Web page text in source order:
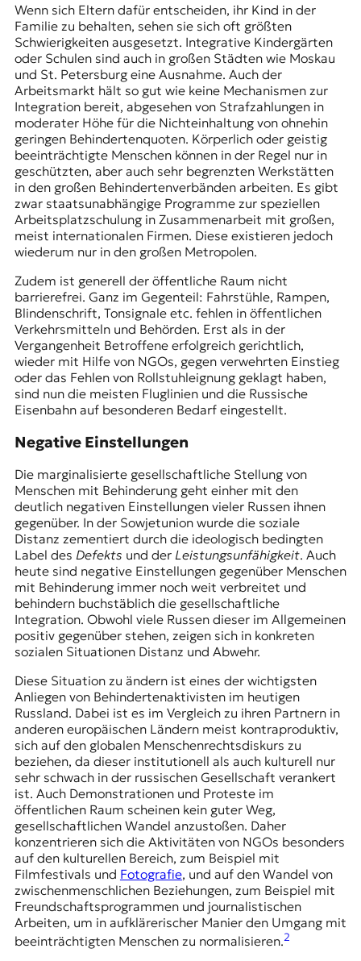
Wenn sich Eltern dafür entscheiden, ihr Kind in der
Familie zu behalten, sehen sie sich oft größten
Schwierigkeiten ausgesetzt. Integrative Kindergärten
oder Schulen sind auch in großen Städten wie Moskau
und St. Petersburg eine Ausnahme. Auch der
Arbeitsmarkt hält so gut wie keine Mechanismen zur
Integration bereit, abgesehen von Strafzahlungen in
moderater Höhe für die Nichteinhaltung von ohnehin
geringen Behindertenquoten. Körperlich oder geistig
beeinträchtigte Menschen können in der Regel nur in
geschützten, aber auch sehr begrenzten Werkstätten
in den großen Behindertenverbänden arbeiten. Es gibt
zwar staatsunabhängige Programme zur speziellen
Arbeitsplatzschulung in Zusammenarbeit mit großen,
meist internationalen Firmen. Diese existieren jedoch
wiederum nur in den großen Metropolen.
Zudem ist generell der öffentliche Raum nicht
barrierefrei. Ganz im Gegenteil: Fahrstühle, Rampen,
Blindenschrift, Tonsignale etc. fehlen in öffentlichen
Verkehrsmitteln und Behörden. Erst als in der
Vergangenheit Betroffene erfolgreich gerichtlich,
wieder mit Hilfe von NGOs, gegen verwehrten Einstieg
oder das Fehlen von Rollstuhleignung geklagt haben,
sind nun die meisten Fluglinien und die Russische
Eisenbahn auf besonderen Bedarf eingestellt.
Negative Einstellungen
Die marginalisierte gesellschaftliche Stellung von
Menschen mit Behinderung geht einher mit den
deutlich negativen Einstellungen vieler Russen ihnen
gegenüber. In der Sowjetunion wurde die soziale
Distanz zementiert durch die ideologisch bedingten
Label des Defekts und der Leistungsunfähigkeit. Auch
heute sind negative Einstellungen gegenüber Menschen
mit Behinderung immer noch weit verbreitet und
behindern buchstäblich die gesellschaftliche
Integration. Obwohl viele Russen dieser im Allgemeinen
positiv gegenüber stehen, zeigen sich in konkreten
sozialen Situationen Distanz und Abwehr.
Diese Situation zu ändern ist eines der wichtigsten
Anliegen von Behindertenaktivisten im heutigen
Russland. Dabei ist es im Vergleich zu ihren Partnern in
anderen europäischen Ländern meist kontraproduktiv,
sich auf den globalen Menschenrechtsdiskurs zu
beziehen, da dieser institutionell als auch kulturell nur
sehr schwach in der russischen Gesellschaft verankert
ist. Auch Demonstrationen und Proteste im
öffentlichen Raum scheinen kein guter Weg,
gesellschaftlichen Wandel anzustoßen. Daher
konzentrieren sich die Aktivitäten von NGOs besonders
auf den kulturellen Bereich, zum Beispiel mit
Filmfestivals und Fotografie, und auf den Wandel von
zwischenmenschlichen Beziehungen, zum Beispiel mit
Freundschaftsprogrammen und journalistischen
Arbeiten, um in aufklärerischer Manier den Umgang mit
beeinträchtigten Menschen zu normalisieren.2